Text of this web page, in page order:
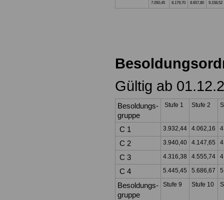
7.050,45 8.179,70 8.657,80 9.158,52
Gültig ab
Besoldungs-
gruppe
Stufe 1 Stufe 2
C 1 3.932,44 4.062,16
C 2 3.940,40 4.147,65
C 3 4.316,38 4.555,74
C 4 5.445,45 5.686,67
Besoldungs-
gruppe
Stufe 9 Stufe 10